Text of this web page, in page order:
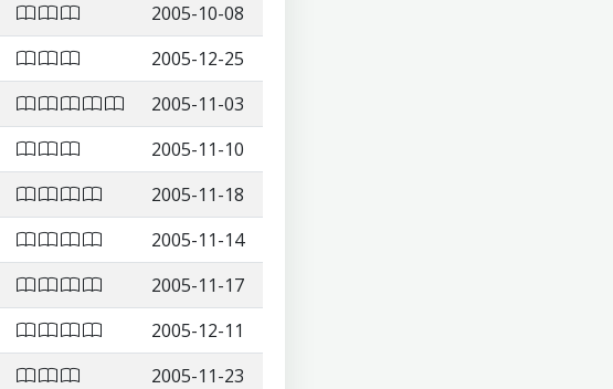
2005-10-08
2005-12-25
2005-11-03
2005-11-10
2005-11-18
2005-11-14
2005-11-17
2005-12-11
2005-11-23